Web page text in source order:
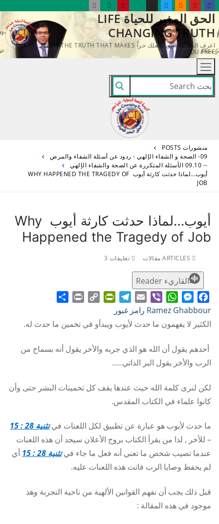
التجاوز
إلى
المحتوى
الحق المغير للحياة LIFE
CHANGING TRUTH
اعرف الحقيقة التي تجعلك حراً KNOW THE TRUTH THAT MAKES
YOU FREE
البحث
عن:
منشورات POSTS
09- الصحة و الشفاء الإلهي - ردود عن أسئلة الشفاء والمرض
-- 09.10 الأسئلة المتكررة عن الصحة والشفاء الإلهي
أيوب…لماذا حدثت كارثة أيوب WHY HAPPENED THE TRAGEDY OF
JOB
أيوب…لماذا حدثت كارثة أيوب Why
Happened the Tragedy of Job
تعليقات 3
القاريء Reader
Facebook
Messenger
WhatsApp
Viber
Email
Telegram
Link
Ramez Ghabbour رامز غبور
الكثير لا يفهمون ما حدث لأيوب ويبدأو في تخمين ما حدث له.
أحدهم يقول أن الله هو الذي جربه والأخر يقول أنه بسماح من
الرب والأخر يقول البر الذاتي…..
لكن لنرى كلمة الله حيث عندها يقف كل تخمينات البشر حتى وأن
كانوا علماء في الكتاب المقدس.
ما حدث لأيوب هو عبارة عن تطبيق لكل اللعنات فيتثنية 28 : 15
– للأخر , لذا من يقرأ الكتاب بروح الأعلان سيجد أن هذه اللعنات
عندما تصيب شخص ما تعني أنه فعل ما جاء فيتثنية 28 : 15
أي
لم يحفظ وصايا الرب فاتت هذه اللعنات عليه.
قبل ذلك يجب أن نفهم القوانين الألهية من ناحية التجربة وهذ
موجود في هذه المقالة :